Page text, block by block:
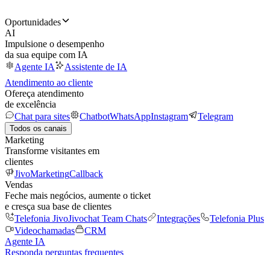
Oportunidades
AI
Impulsione o desempenho
da sua equipe com IA
Agente IA
Assistente de IA
Atendimento ao cliente
Ofereça atendimento
de excelência
Chat para sites
ChatbotWhatsAppInstagram Telegram
Todos os canais
Marketing
Transforme visitantes em
clientes
JivoMarketingCallback
Vendas
Feche mais negócios, aumente o ticket
e cresça sua base de clientes
Telefonia JivoJivochat Team Chats Integrações
Telefonia Plus
Videochamadas
CRM
Agente IA
Responda perguntas frequentes